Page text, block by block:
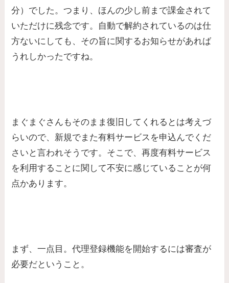
分）でした。つまり、ほんの少し前まで課金されて
いただけに残念です。自動で解約されているのは仕
方ないにしても、その旨に関するお知らせがあれば
うれしかったですね。
まぐまぐさんもそのまま復旧してくれるとは考えづ
らいので、新規でまた有料サービスを申込んでくだ
さいと言われそうです。そこで、再度有料サービス
を利用することに関して不安に感じていることが何
点かあります。
まず、一点目。代理登録機能を開始するには審査が
必要だということ。